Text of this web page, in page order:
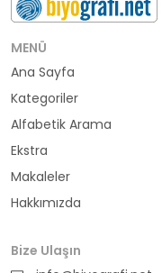
MENÜ
Ana Sayfa
Kategoriler
Alfabetik Arama
Ekstra
Makaleler
Hakkımızda
Bize Ulaşın